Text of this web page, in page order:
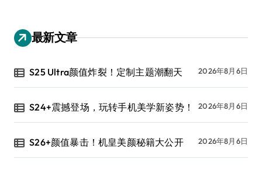
最新文章
S25 Ultra颜值炸裂！定制主题潮翻天 2026年8月6日
S24+震撼登场，玩转手机美学新姿势！ 2026年8月6日
S26+颜值暴击！机皇美颜秘籍大公开 2026年8月6日